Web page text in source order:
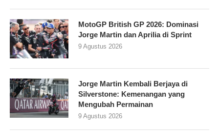
MotoGP British GP 2026: Dominasi
Jorge Martin dan Aprilia di Sprint
9 Agustus 2026
Jorge Martin Kembali Berjaya di
Silverstone: Kemenangan yang
Mengubah Permainan
9 Agustus 2026